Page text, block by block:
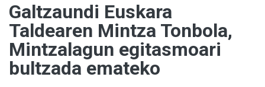
Galtzaundi Euskara
Taldearen Mintza Tonbola,
Mintzalagun egitasmoari
bultzada emateko